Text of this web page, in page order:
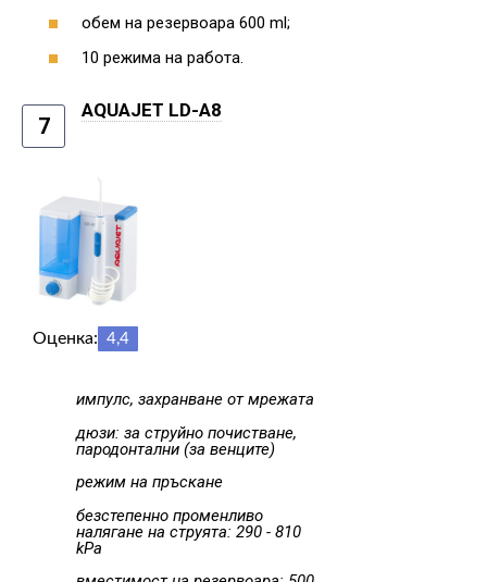
обем на резервоара 600 ml;
10 режима на работа.
7
AQUAJET LD-A8
Оценка: 4,4
импулс, захранване от мрежата
дюзи: за струйно почистване,
пародонтални (за венците)
режим на пръскане
безстепенно променливо
налягане на струята: 290 - 810
kPa